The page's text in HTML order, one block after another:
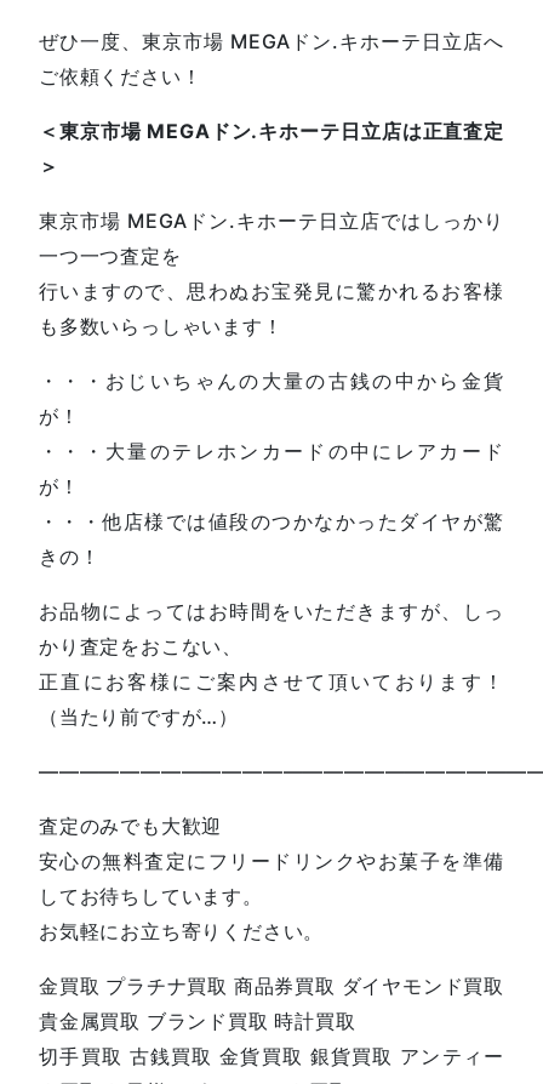
ぜひ一度、東京市場 MEGAドン.キホーテ日立店へ
ご依頼ください！
＜東京市場 MEGAドン.キホーテ日立店は正直査定
＞
東京市場 MEGAドン.キホーテ日立店ではしっかり
一つ一つ査定を
行いますので、思わぬお宝発見に驚かれるお客様
も多数いらっしゃいます！
・・・おじいちゃんの大量の古銭の中から金貨
が！
・・・大量のテレホンカードの中にレアカード
が！
・・・他店様では値段のつかなかったダイヤが驚
きの！
お品物によってはお時間をいただきますが、しっ
かり査定をおこない、
正直にお客様にご案内させて頂いております！
（当たり前ですが…）
査定のみでも大歓迎
安心の無料査定にフリードリンクやお菓子を準備
してお待ちしています。
お気軽にお立ち寄りください。
金買取 プラチナ買取 商品券買取 ダイヤモンド買取
貴金属買取 ブランド買取 時計買取
切手買取 古銭買取 金貨買取 銀貨買取 アンティー